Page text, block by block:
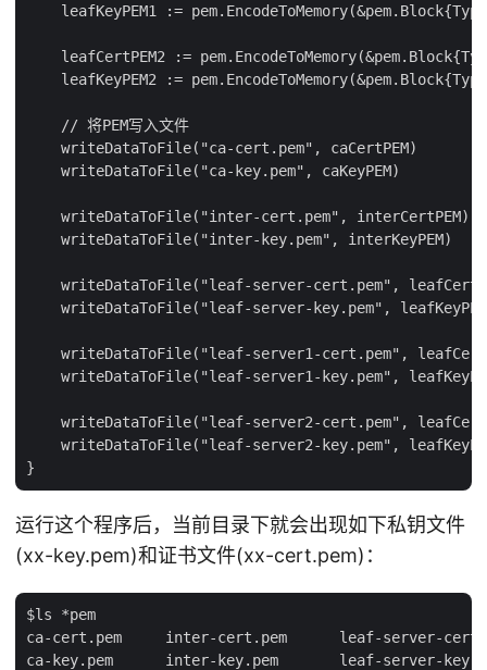
leafKeyPEM1 :=
leafCertPEM2 :=
leafKeyPEM2 :=
    // 将PEM写入文件
    writeDataToFile("ca-cert.pem", caCertPEM)
    writeDataToFile("ca-key.pem", caKeyPEM)
    writeDataToFile("inter-cert.pem", interCertPEM)
    writeDataToFile("inter-key.pem", interKeyPEM)
writeDataToFile("leaf-server-cert.pem",
writeDataToFile("leaf-server-key.pem",
writeDataToFile("leaf-server1-cert.pem",
writeDataToFile("leaf-server1-key.pem",
writeDataToFile("leaf-server2-cert.pem",
writeDataToFile("leaf-server2-key.pem",
运行这个程序后，当前目录下就会出现如下私钥文件
(xx-key.pem)和证书文件(xx-cert.pem)：
$ls *pem
ca-cert.pem     inter-cert.pem      leaf-server-